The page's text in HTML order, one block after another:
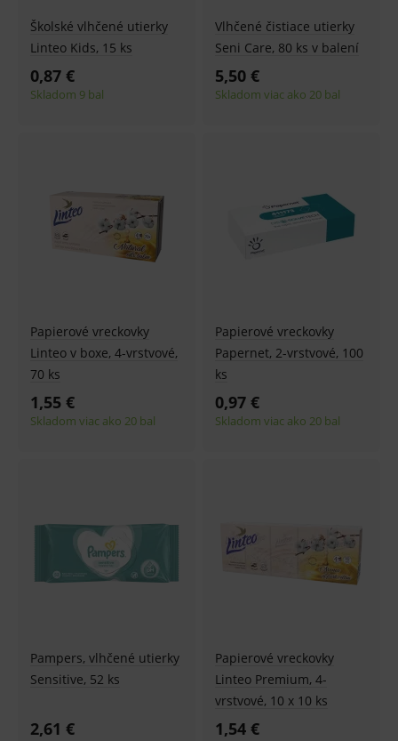
Školské vlhčené utierky
Linteo Kids, 15 ks
0,87 €
Skladom 9 bal
Vlhčené čistiace utierky
Seni Care, 80 ks v balení
5,50 €
Skladom viac ako 20 bal
Papierové vreckovky
Linteo v boxe, 4-vrstvové,
70 ks
1,55 €
Skladom viac ako 20 bal
Papierové vreckovky
Papernet, 2-vrstvové, 100
ks
0,97 €
Skladom viac ako 20 bal
Pampers, vlhčené utierky
Sensitive, 52 ks
2,61 €
Papierové vreckovky
Linteo Premium, 4-
vrstvové, 10 x 10 ks
1,54 €